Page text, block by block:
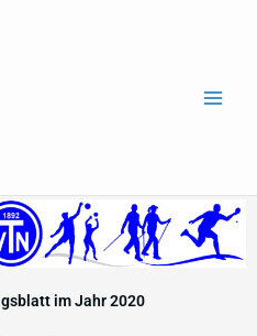
im Jahr 2020